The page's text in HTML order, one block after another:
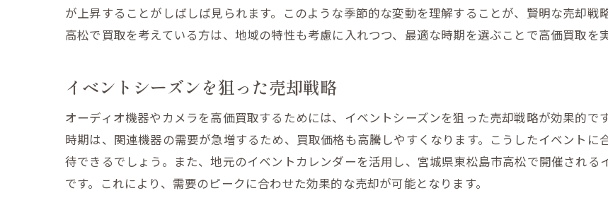
が上昇することがしばしば見られます。このような季節的な変動を理解することが、賢明な売却
高松で買取を考えている方は、地域の特性も考慮に入れつつ、最適な時期を選ぶことで高価買取を
イベントシーズンを狙った売却戦略
オーディオ機器やカメラを高価買取するためには、イベントシーズンを狙った売却戦略が効果的で
時期は、関連機器の需要が急増するため、買取価格も高騰しやすくなります。こうしたイベント
待できるでしょう。また、地元のイベントカレンダーを活用し、宮城県東松島市高松で開催され
です。これにより、需要のピークに合わせた効果的な売却が可能となります。